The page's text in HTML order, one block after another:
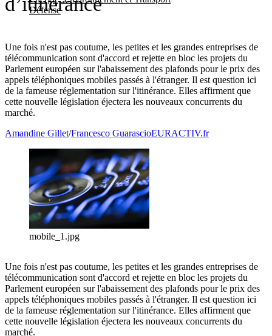
Défense
Une fois n'est pas coutume, les petites et les grandes entreprises de
télécommunication sont d'accord et rejette en bloc les projets du
Parlement européen sur l'abaissement des plafonds pour le prix des
appels téléphoniques mobiles passés à l'étranger. Il est question ici
de la fameuse réglementation sur l'itinérance. Elles affirment que
cette nouvelle législation éjectera les nouveaux concurrents du
marché.
Amandine Gillet/Francesco GuarascioEURACTIV.fr
mobile_1.jpg
Une fois n'est pas coutume, les petites et les grandes entreprises de
télécommunication sont d'accord et rejette en bloc les projets du
Parlement européen sur l'abaissement des plafonds pour le prix des
appels téléphoniques mobiles passés à l'étranger. Il est question ici
de la fameuse réglementation sur l'itinérance. Elles affirment que
cette nouvelle législation éjectera les nouveaux concurrents du
marché.